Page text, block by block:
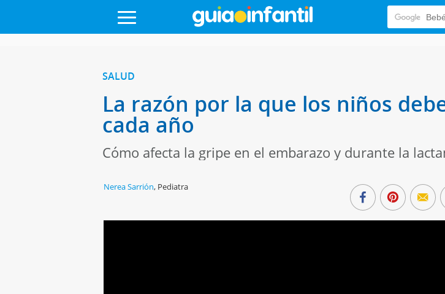
SALUD
La razón por la que los niños
cada año
Cómo afecta la gripe en el embarazo y durante la
Nerea Sarrión, Pediatra